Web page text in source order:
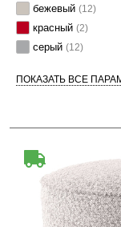
бежевый (12)
красный (2)
серый (12)
ПОКАЗАТЬ ВСЕ